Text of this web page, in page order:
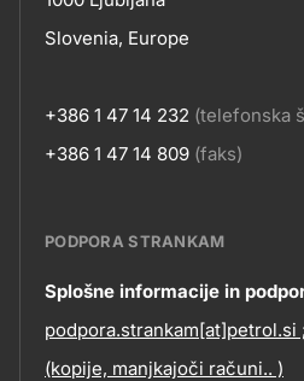
Slovenia, Europe
+386 1 47 14 232 (telefonska
+386 1 47 14 809 (faks)
Contact
information
PODPORA STRANKAM
Splošne informacije in
podpora.strankam[at]petrol.si
(kopije, manjkajoči računi.. )